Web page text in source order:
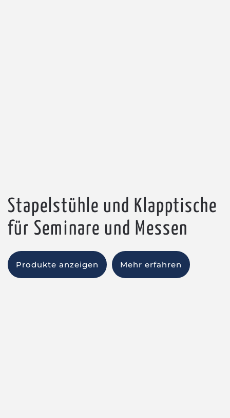
Stapelstühle und Klapptische
für Seminare und Messen
Produkte anzeigen Mehr erfahren